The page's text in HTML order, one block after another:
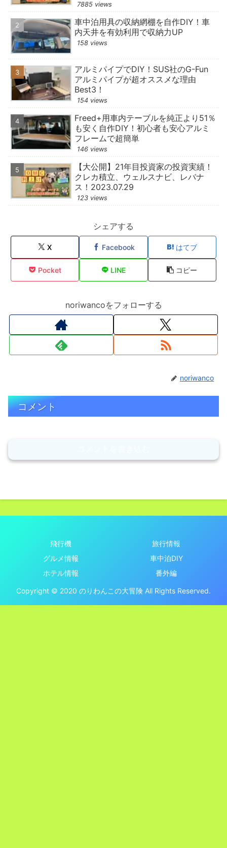
7885 views
車中泊用具の収納網棚を自作DIY！車
内天井を有効利用で収納力UP
158 views
アルミパイプでDIY！SUS社のG-Fun
アルミパイプが超オススメな理由
Best3！
154 views
Freed+用車内テーブルを純正より51％
も安く自作DIY！初心者も安心アルミ
フレームで超簡単
146 views
【大公開】21年目投資家の投資実績！
クレカ積立、ウェルスナビ、レバナ
ス！2023.07.29
123 views
シェアする
X Facebook はてブ
Pocket LINE コピー
noriwancoをフォローする
noriwanco
コメント
飛行機
旅行情報
グルメ情報
車中泊DIY
ホテル情報
番外編
Copyright © 2020 のりわんこの大冒険 All Rights Reserved.